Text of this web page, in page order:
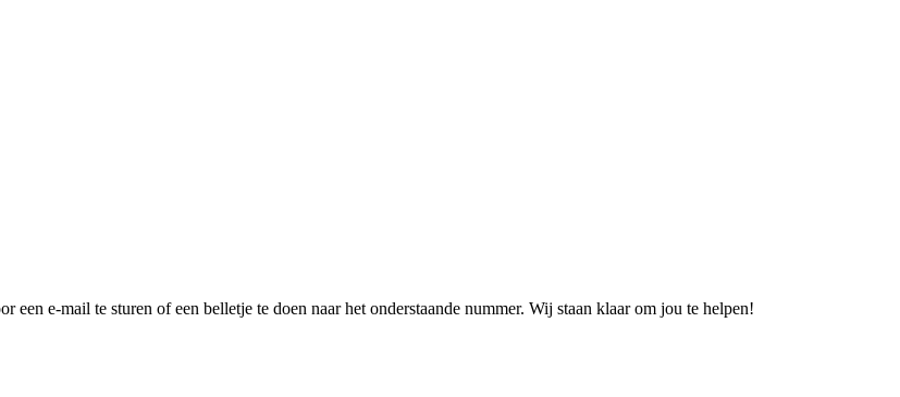
e-mail te sturen of een belletje te doen naar het onderstaande nummer. Wij staan klaar om jou te helpen!